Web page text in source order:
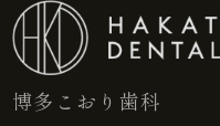
博多こおり歯科